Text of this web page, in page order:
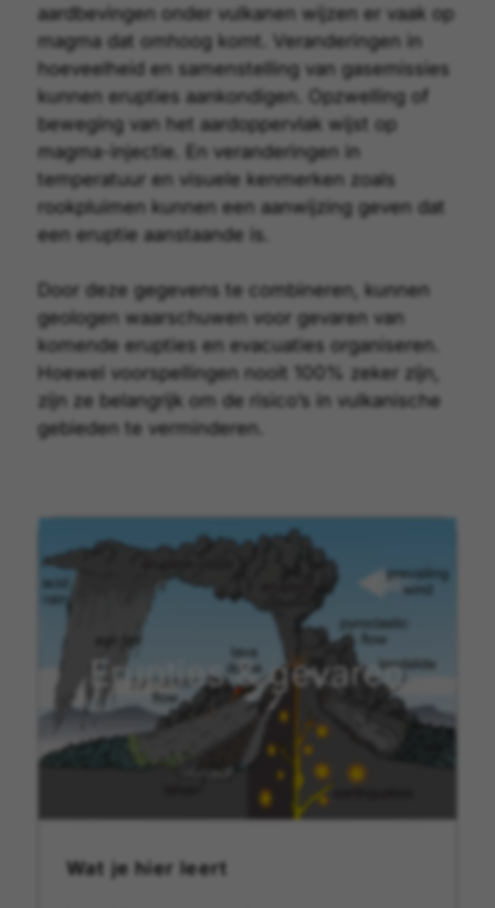
aardbevingen onder vulkanen wijzen er vaak op
magma dat omhoog komt. Veranderingen in
hoeveelheid en samenstelling van gasemissies
kunnen erupties aankondigen. Opzwelling of
beweging van het aardoppervlak wijst op
magma-injectie. En veranderingen in
temperatuur en visuele kenmerken zoals
rookpluimen kunnen een aanwijzing geven dat
een eruptie aanstaande is.
Door deze gegevens te combineren, kunnen
geologen waarschuwen voor gevaren van
komende erupties en evacuaties organiseren.
Hoewel voorspellingen nooit 100% zeker zijn,
zijn ze belangrijk om de risico’s in vulkanische
gebieden te verminderen.
Erupties & gevaren
Wat je hier leert